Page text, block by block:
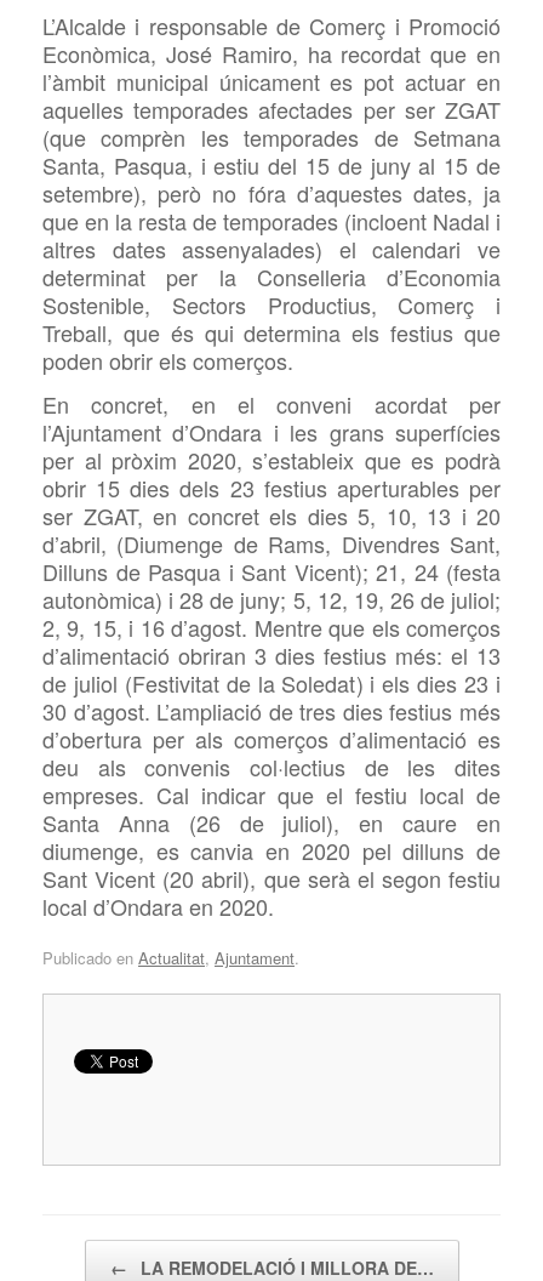
L’Alcalde i responsable de Comerç i Promoció
Econòmica, José Ramiro, ha recordat que en
l’àmbit municipal únicament es pot actuar en
aquelles temporades afectades per ser ZGAT
(que comprèn les temporades de Setmana
Santa, Pasqua, i estiu del 15 de juny al 15 de
setembre), però no fóra d’aquestes dates, ja
que en la resta de temporades (incloent Nadal i
altres dates assenyalades) el calendari ve
determinat per la Conselleria d’Economia
Sostenible, Sectors Productius, Comerç i
Treball, que és qui determina els festius que
poden obrir els comerços.
En concret, en el conveni acordat per
l’Ajuntament d’Ondara i les grans superfícies
per al pròxim 2020, s’estableix que es podrà
obrir 15 dies dels 23 festius aperturables per
ser ZGAT, en concret els dies 5, 10, 13 i 20
d’abril, (Diumenge de Rams, Divendres Sant,
Dilluns de Pasqua i Sant Vicent); 21, 24 (festa
autonòmica) i 28 de juny; 5, 12, 19, 26 de juliol;
2, 9, 15, i 16 d’agost. Mentre que els comerços
d’alimentació obriran 3 dies festius més: el 13
de juliol (Festivitat de la Soledat) i els dies 23 i
30 d’agost. L’ampliació de tres dies festius més
d’obertura per als comerços d’alimentació es
deu als convenis col·lectius de les dites
empreses. Cal indicar que el festiu local de
Santa Anna (26 de juliol), en caure en
diumenge, es canvia en 2020 pel dilluns de
Sant Vicent (20 abril), que serà el segon festiu
local d’Ondara en 2020.
Publicado en Actualitat, Ajuntament.
← LA REMODELACIÓ I MILLORA DE…